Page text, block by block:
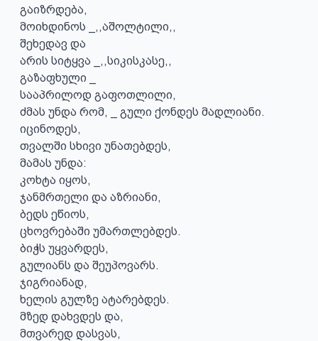
გაიზრდება,
მოიხდინოს _,,აშოლტილი,,
შეხედავ და
არის სიტყვა _,,სიკისკასე,,
გაზაფხული _
სააპრილოდ გაფოთლილი,
ძმას უნდა რომ, _ გული ქონდეს მადლიანი.
იცინოდეს,
თვალში სხივი უნათებდეს,
მამას უნდა:
კოხტა იყოს,
ჯანმრთელი და აზრიანი,
ბედს ეწიოს,
ცხოვრებაში უმართლებდეს.
ბიჭს უყვარდეს,
გულიანს და შეუპოვარს.
ჯიგრიანად,
ხელის გულზე ატარებდეს.
მზედ დახვდეს და,
მთვარედ დასვას,